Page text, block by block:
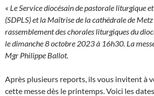
« Le Service diocésain de pastorale liturgique
(SDPLS) et la Maîtrise de la cathédrale de
rassemblement des chorales liturgiques du
le dimanche 8 octobre 2023 à 16h30. La
Mgr Philippe Ballot.
Après plusieurs reports, ils vous invitent à
cette messe dès le printemps. Voici les